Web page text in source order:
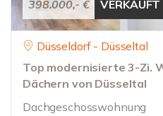
398.000,- € VERKAUFT
Düsseldorf - Düsseltal
Top modernisierte 3-Zi.
Dächern von Düsseltal
Dachgeschosswohnung